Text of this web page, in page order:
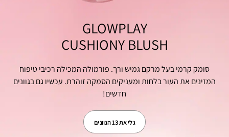
GLOWPLAY
CUSHIONY BLUSH
סומק קרמי בעל מרקם גמיש ורך. פורמולה המכילה רכיבי טיפוח
המזינים את העור בלחות ומעניקים הסמקה זוהרת. עכשיו גם בגוונים
חדשים!
גלי את 13 הגוונים